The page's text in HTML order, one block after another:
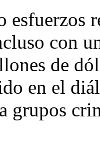
esfuerzos
con
de
en el
grupos